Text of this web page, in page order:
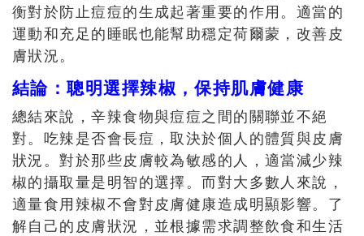
衡對於防止痘痘的生成起著重要的作用。適當的
運動和充足的睡眠也能幫助穩定荷爾蒙，改善皮
膚狀況。
結論：聰明選擇辣椒，保持肌膚健康
總結來說，辛辣食物與痘痘之間的關聯並不絕
對。吃辣是否會長痘，取決於個人的體質與皮膚
狀況。對於那些皮膚較為敏感的人，適當減少辣
椒的攝取量是明智的選擇。而對大多數人來說，
適量食用辣椒不會對皮膚健康造成明顯影響。了
解自己的皮膚狀況，並根據需求調整飲食和生活